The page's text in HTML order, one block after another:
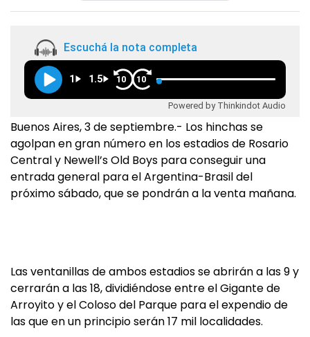
Escuchá la nota completa
1 1.5 10 10
Powered by Thinkindot Audio
Buenos Aires, 3 de septiembre.- Los hinchas se
agolpan en gran número en los estadios de Rosario
Central y Newell’s Old Boys para conseguir una
entrada general para el Argentina-Brasil del
próximo sábado, que se pondrán a la venta mañana.
Las ventanillas de ambos estadios se abrirán a las 9 y
cerrarán a las 18, dividiéndose entre el Gigante de
Arroyito y el Coloso del Parque para el expendio de
las que en un principio serán 17 mil localidades.